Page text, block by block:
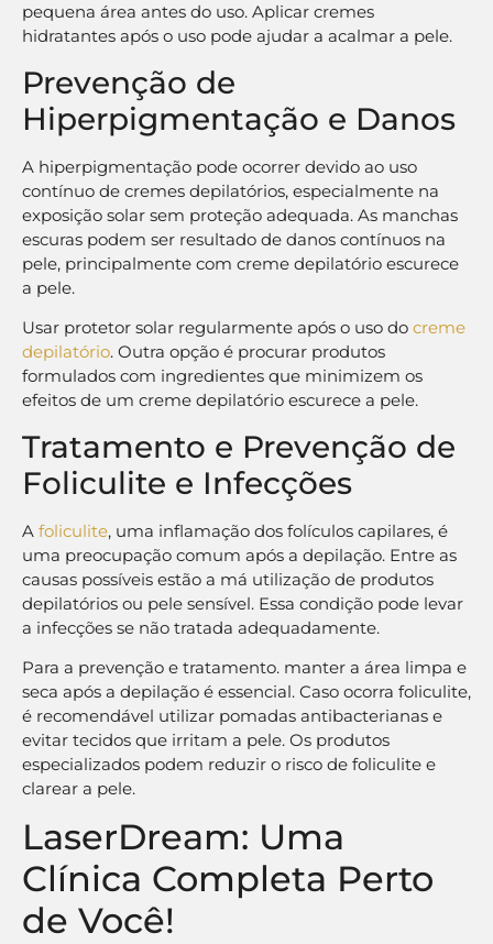
pequena área antes do uso. Aplicar cremes
hidratantes após o uso pode ajudar a acalmar a pele.
Prevenção de
Hiperpigmentação e Danos
A hiperpigmentação pode ocorrer devido ao uso
contínuo de cremes depilatórios, especialmente na
exposição solar sem proteção adequada. As manchas
escuras podem ser resultado de danos contínuos na
pele, principalmente com creme depilatório escurece
a pele.
Usar protetor solar regularmente após o uso do creme
depilatório. Outra opção é procurar produtos
formulados com ingredientes que minimizem os
efeitos de um creme depilatório escurece a pele.
Tratamento e Prevenção de
Foliculite e Infecções
A foliculite, uma inflamação dos folículos capilares, é
uma preocupação comum após a depilação. Entre as
causas possíveis estão a má utilização de produtos
depilatórios ou pele sensível. Essa condição pode levar
a infecções se não tratada adequadamente.
Para a prevenção e tratamento. manter a área limpa e
seca após a depilação é essencial. Caso ocorra foliculite,
é recomendável utilizar pomadas antibacterianas e
evitar tecidos que irritam a pele. Os produtos
especializados podem reduzir o risco de foliculite e
clarear a pele.
LaserDream: Uma
Clínica Completa Perto
de Você!